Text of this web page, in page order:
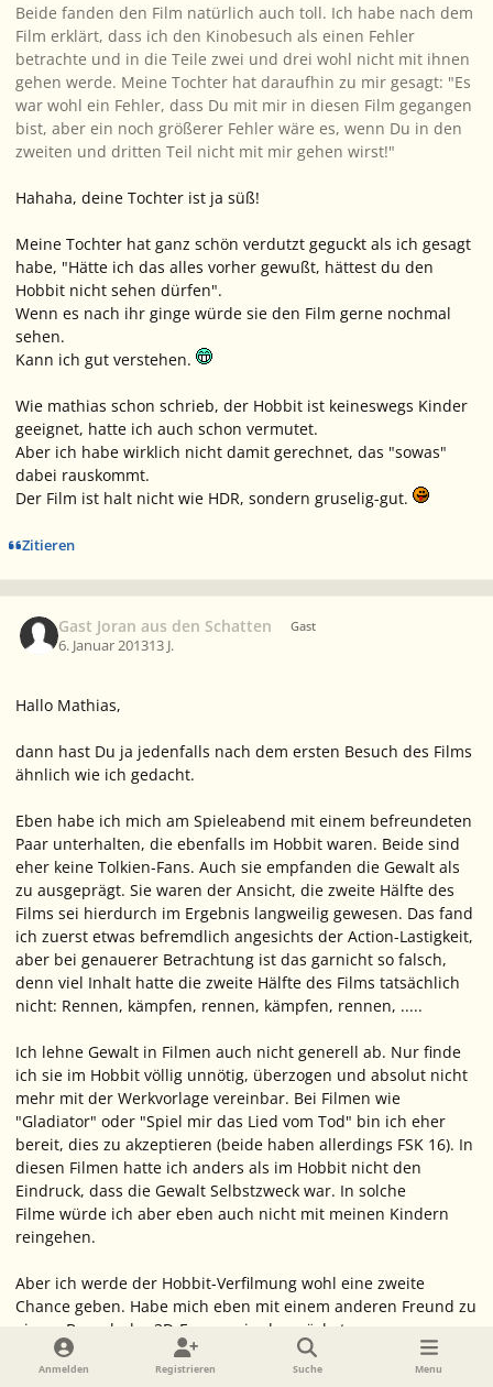
Beide fanden den Film natürlich auch toll. Ich habe nach dem
Film erklärt, dass ich den Kinobesuch als einen Fehler
betrachte und in die Teile zwei und drei wohl nicht mit ihnen
gehen werde. Meine Tochter hat daraufhin zu mir gesagt: "Es
war wohl ein Fehler, dass Du mit mir in diesen Film gegangen
bist, aber ein noch größerer Fehler wäre es, wenn Du in den
zweiten und dritten Teil nicht mit mir gehen wirst!"
Hahaha, deine Tochter ist ja süß!
Meine Tochter hat ganz schön verdutzt geguckt als ich gesagt
habe, "Hätte ich das alles vorher gewußt, hättest du den
Hobbit nicht sehen dürfen".
Wenn es nach ihr ginge würde sie den Film gerne nochmal
sehen.
Kann ich gut verstehen.
Wie mathias schon schrieb, der Hobbit ist keineswegs Kinder
geeignet, hatte ich auch schon vermutet.
Aber ich habe wirklich nicht damit gerechnet, das "sowas"
dabei rauskommt.
Der Film ist halt nicht wie HDR, sondern gruselig-gut.
Zitieren
Gast Joran aus den Schatten Gast
6. Januar 201313 J.
Hallo Mathias,
dann hast Du ja jedenfalls nach dem ersten Besuch des Films
ähnlich wie ich gedacht.
Eben habe ich mich am Spieleabend mit einem befreundeten
Paar unterhalten, die ebenfalls im Hobbit waren. Beide sind
eher keine Tolkien-Fans. Auch sie empfanden die Gewalt als
zu ausgeprägt. Sie waren der Ansicht, die zweite Hälfte des
Films sei hierdurch im Ergebnis langweilig gewesen. Das fand
ich zuerst etwas befremdlich angesichts der Action-Lastigkeit,
aber bei genauerer Betrachtung ist das garnicht so falsch,
denn viel Inhalt hatte die zweite Hälfte des Films tatsächlich
nicht: Rennen, kämpfen, rennen, kämpfen, rennen, .....
Ich lehne Gewalt in Filmen auch nicht generell ab. Nur finde
ich sie im Hobbit völlig unnötig, überzogen und absolut nicht
mehr mit der Werkvorlage vereinbar. Bei Filmen wie
"Gladiator" oder "Spiel mir das Lied vom Tod" bin ich eher
bereit, dies zu akzeptieren (beide haben allerdings FSK 16). In
diesen Filmen hatte ich anders als im Hobbit nicht den
Eindruck, dass die Gewalt Selbstzweck war. In solche
Filme würde ich aber eben auch nicht mit meinen Kindern
reingehen.
Aber ich werde der Hobbit-Verfilmung wohl eine zweite
Chance geben. Habe mich eben mit einem anderen Freund zu
einem Besuch der 3D-Fassung in den nächsten
Wochen verabredet. Wäre ja schön, wenn sich meine
Meinung doch noch ändern würde. Außerdem soll es ja auch
Anmelden Registrieren Suche Menu